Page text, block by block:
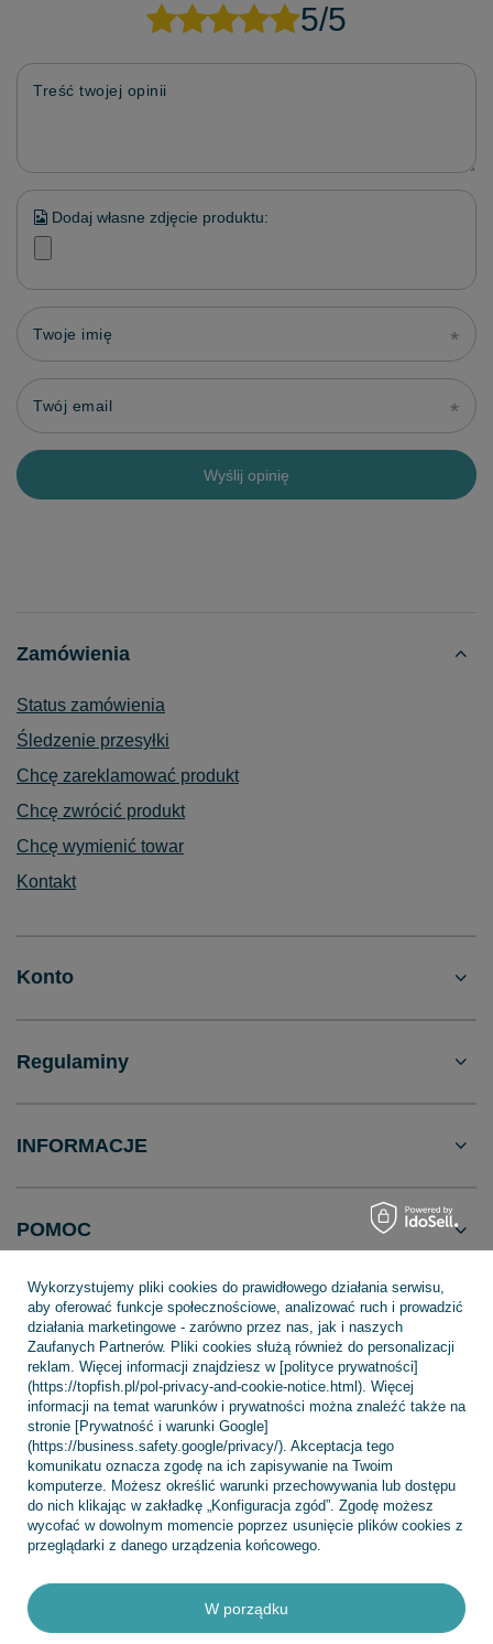
5/5
Treść twojej opinii
Dodaj własne zdjęcie produktu:
Twoje imię
Twój email
Wyślij opinię
Zamówienia
Status zamówienia
Śledzenie przesyłki
Chcę zareklamować produkt
Chcę zwrócić produkt
Chcę wymienić towar
Kontakt
Konto
Regulaminy
INFORMACJE
POMOC
+48 695 775 577 kontakt@topfish.pl
TopFish Sp. z o.o. Sp.k,Klasztorna 38 ,83-400Kościerzyna
W sklepie prezentujemy ceny brutto (z VAT).
Wykorzystujemy pliki cookies do prawidłowego działania serwisu,
aby oferować funkcje społecznościowe, analizować ruch i prowadzić
działania marketingowe - zarówno przez nas, jak i naszych
Zaufanych Partnerów. Pliki cookies służą również do personalizacji
reklam. Więcej informacji znajdziesz w [polityce prywatności]
(https://topfish.pl/pol-privacy-and-cookie-notice.html). Więcej
informacji na temat warunków i prywatności można znaleźć także na
stronie [Prywatność i warunki Google]
(https://business.safety.google/privacy/). Akceptacja tego
komunikatu oznacza zgodę na ich zapisywanie na Twoim
komputerze. Możesz określić warunki przechowywania lub dostępu
do nich klikając w zakładkę „Konfiguracja zgód”. Zgodę możesz
wycofać w dowolnym momencie poprzez usunięcie plików cookies z
przeglądarki z danego urządzenia końcowego.
W porządku